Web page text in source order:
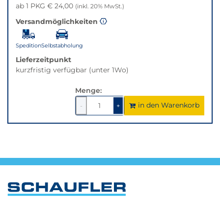
der
gewünschten
Variante.
ab 1 PKG € 24,00 (inkl. 20% MwSt.)
Versandmöglichkeiten
SpeditionSelbstabholung
Lieferzeitpunkt
kurzfristig verfügbar (unter 1Wo)
Menge:
-
1
verringern
+1um
1
erhöhen
in den Warenkorb